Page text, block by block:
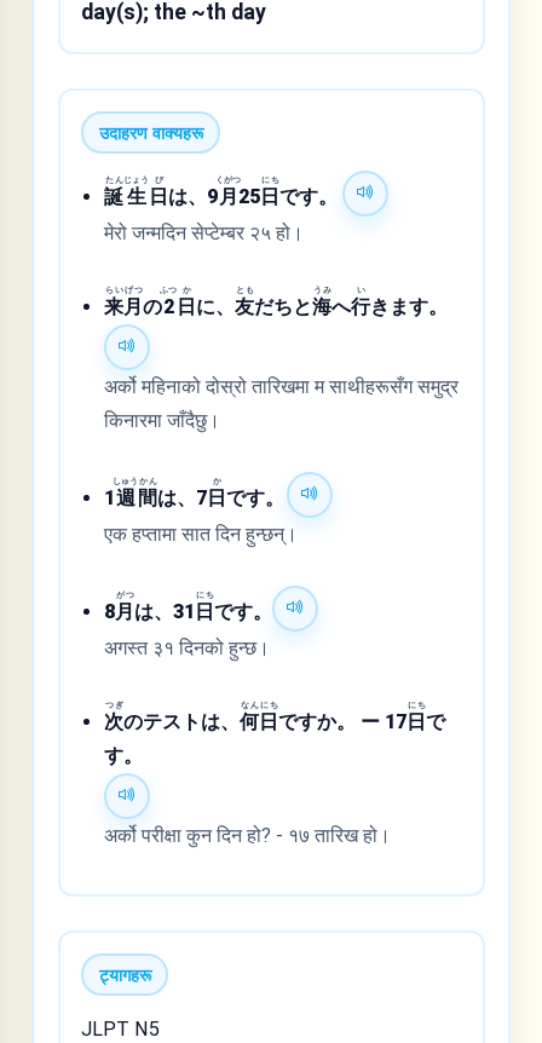
day(s); the ~th day
उदाहरण वाक्यहरू
誕
たん
生
じょう
日
び
は、9 月
くがつ
25日
にち
です。
मेरो जन्मदिन सेप्टेम्बर २५ हो।
来
らい
月
げつ
の2
ふつ
日
か
に、友
とも
だちと海
うみ
へ行
い
きます。
अर्को महिनाको दोस्रो तारिखमा म साथीहरूसँग समुद्र
किनारमा जाँदैछु।
1週
しゅう
間
かん
は、7日
か
です。
एक हप्तामा सात दिन हुन्छन्।
8月
がつ
は、31 日
にち
です。
अगस्त ३१ दिनको हुन्छ।
次
つぎ
のテストは、何
なん
日
にち
ですか。 ー 17 日
にち
で
す。
अर्को परीक्षा कुन दिन हो? - १७ तारिख हो।
ट्यागहरू
JLPT N5